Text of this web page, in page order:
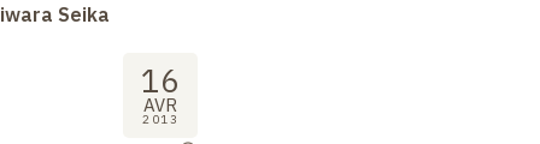
Seika
16
AVR
2013